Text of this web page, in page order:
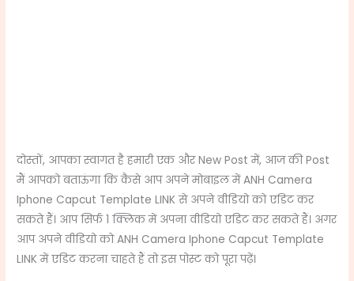
दोस्तों, आपका स्वागत है हमारी एक और New Post में, आज की Post
मैं आपको बताऊंगा कि कैसे आप अपने मोबाइल में ANH Camera
Iphone Capcut Template LINK से अपने वीडियो को एडिट कर
सकते हैं। आप सिर्फ 1 क्लिक में अपना वीडियो एडिट कर सकते हैं। अगर
आप अपने वीडियो को ANH Camera Iphone Capcut Template
LINK में एडिट करना चाहते हैं तो इस पोस्ट को पूरा पढ़ें।